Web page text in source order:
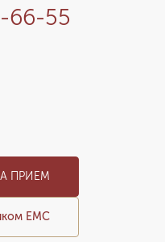
66-55
ПРИЕМ
ЕМС